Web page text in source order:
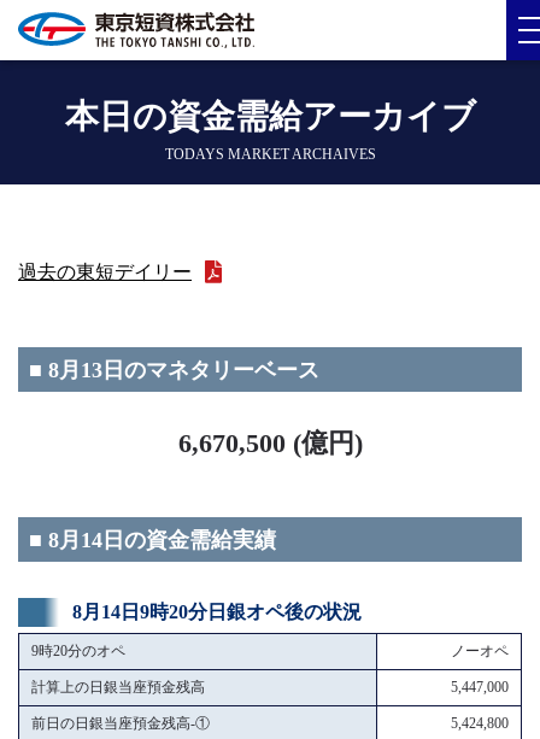
本日の資金需給アーカイブ
TODAYS MARKET ARCHAIVES
過去の東短デイリー
■ 8月13日のマネタリーベース
6,670,500 (億円)
■ 8月14日の資金需給実績
8月14日9時20分日銀オペ後の状況
9時20分のオペ ノーオペ
計算上の日銀当座預金残高 5,447,000
前日の日銀当座預金残高-① 5,424,800